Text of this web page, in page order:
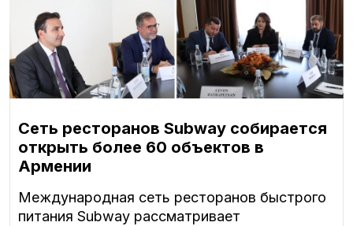
Сеть ресторанов Subway собирается
открыть более 60 объектов в
Армении
Международная сеть ресторанов быстрого
питания Subway рассматривает